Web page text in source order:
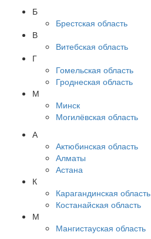
Б
Брестская область
В
Витебская область
Г
Гомельская область
Гроднеская область
М
Минск
Могилёвская область
А
Актюбинская область
Алматы
Астана
К
Карагандинская область
Костанайская область
М
Мангистауская область